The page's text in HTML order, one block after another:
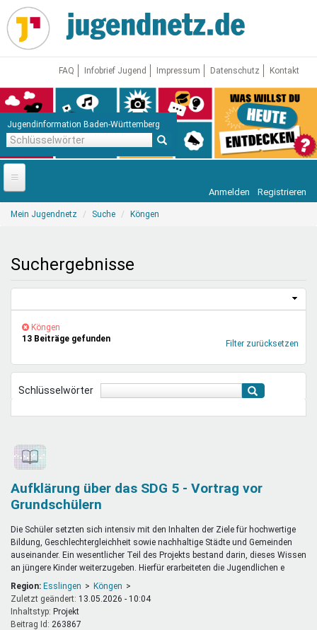
Direkt
zum
Inhalt
FAQ Infobrief Jugend Impressum Datenschutz Kontakt
Jugendinformation Baden-Württemberg
Startseite
Freizeit & Reisen
Mentoren & Projekte
Schule & Beruf
Anmelden Registrieren
Sie
Mein Jugendnetz Suche Köngen
Suchergebnisse
(-) Köngen-
Filter
Köngen
Filter zurücksetzen
13 Beiträge gefunden
Schlüsselwörter
Aufklärung über das SDG 5 - Vortrag vor
Grundschülern
Die Schüler setzten sich intensiv mit den Inhalten der Ziele für hochwertige
Bildung, Geschlechtergleichheit sowie nachhaltige Städte und Gemeinden
auseinander. Ein wesentlicher Teil des Projekts bestand darin, dieses Wissen
an jüngere Kinder weiterzugeben. Hierfür erarbeiteten die Jugendlichen e
Region: Esslingen
Köngen
Zuletzt geändert: 13.05.2026 - 10:04
Inhaltstyp:
projekt
Beitrag Id: 263867